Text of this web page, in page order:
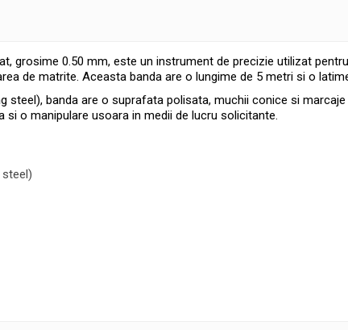
grosime 0.50 mm, este un instrument de precizie utilizat
de matrite. Aceasta banda are o lungime de 5 metri si o
steel), banda are o suprafata polisata, muchii conice si
si o manipulare usoara in medii de lucru solicitante.
steel)